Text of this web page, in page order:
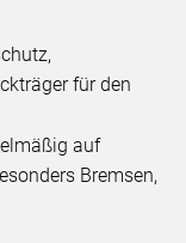
für den
auf
Bremsen,